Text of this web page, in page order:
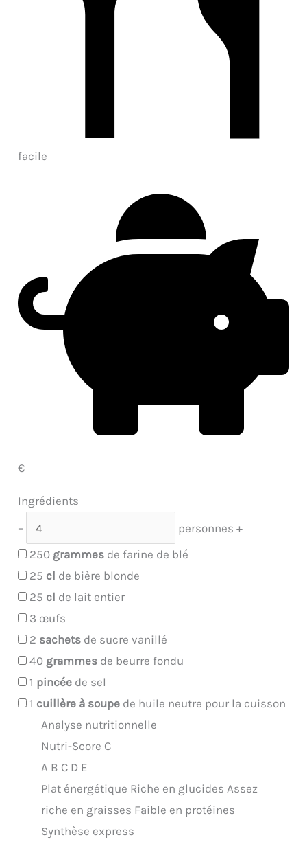
facile
€
Ingrédients
–
personnes +
250 grammes de farine de blé
25 cl de bière blonde
25 cl de lait entier
3 œufs
2 sachets de sucre vanillé
40 grammes de beurre fondu
1 pincée de sel
1 cuillère à soupe de huile neutre pour la cuisson
Analyse nutritionnelle
Nutri-Score C
A B C D E
Plat énergétique Riche en glucides Assez
riche en graisses Faible en protéines
Synthèse express